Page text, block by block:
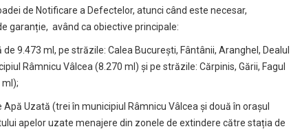
de Notificare a Defectelor, atunci când este necesar,
garanție, având ca obiective principale:
9.473 ml, pe străzile: Calea București, Fântânii, Aranghel, Dealul
Râmnicu Vâlcea (8.270 ml) și pe străzile: Cărpinis, Gării, Fagul
ml);
Uzată (trei în municipiul Râmnicu Vâlcea și două în orașul
apelor uzate menajere din zonele de extindere către stația de